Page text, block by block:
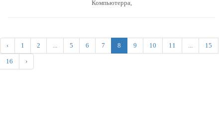
Компьютерра,
‹ 1 2 ... 5 6 7 8 9 10 11 ... 15
16 ›